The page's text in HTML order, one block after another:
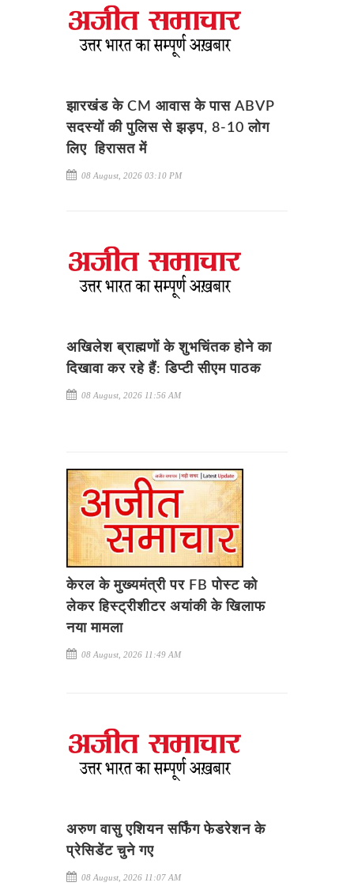
झारखंड के CM आवास के पास ABVP
सदस्यों की पुलिस से झड़प, 8-10 लोग
लिए हिरासत में
08 August, 2026 03:10 PM
अखिलेश ब्राह्मणों के शुभचिंतक होने का
दिखावा कर रहे हैं: डिप्टी सीएम पाठक
08 August, 2026 11:56 AM
केरल के मुख्यमंत्री पर FB पोस्ट को
लेकर हिस्ट्रीशीटर अयांकी के खिलाफ
नया मामला
08 August, 2026 11:49 AM
अरुण वासु एशियन सर्फिंग फेडरेशन के
प्रेसिडेंट चुने गए
08 August, 2026 11:07 AM